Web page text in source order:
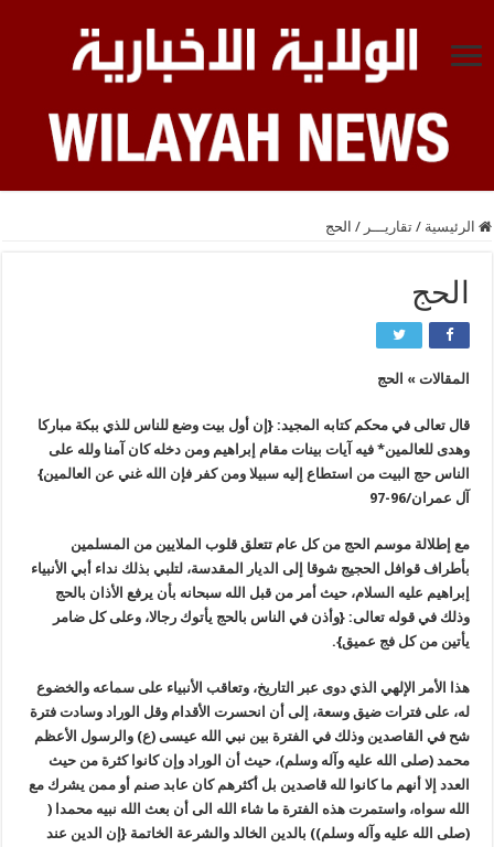
الرئيسية / تقاريـــر / الحج
الحج
المقالات » الحج
قال تعالى في محكم كتابه المجيد: {إن أول بيت وضع للناس للذي ببكة مباركا
وهدى للعالمين* فيه آيات بينات مقام إبراهيم ومن دخله كان آمنا ولله على
الناس حج البيت من استطاع إليه سبيلا ومن كفر فإن الله غني عن العالمين}
آل عمران/96-97
مع إطلالة موسم الحج من كل عام تتعلق قلوب الملايين من المسلمين
بأطراف قوافل الحجيج شوقا إلى الديار المقدسة، لتلبي بذلك نداء أبي الأنبياء
إبراهيم عليه السلام، حيث أمر من قبل الله سبحانه بأن يرفع الأذان بالحج
وذلك في قوله تعالى: {وأذن في الناس بالحج يأتوك رجالا، وعلى كل ضامر
يأتين من كل فج عميق}.
هذا الأمر الإلهي الذي دوى عبر التاريخ، وتعاقب الأنبياء على سماعه والخضوع
له، على فترات ضيق وسعة، إلى أن انحسرت الأقدام وقل الوراد وسادت فترة
شح في القاصدين وذلك في الفترة بين نبي الله عيسى (ع) والرسول الأعظم
محمد (صلى الله عليه وآله وسلم)، حيث أن الوراد وإن كانوا كثرة من حيث
العدد إلا أنهم ما كانوا لله قاصدين بل أكثرهم كان عابد صنم أو ممن يشرك مع
الله سواه، واستمرت هذه الفترة ما شاء الله الى أن بعث الله نبيه محمدا (
(صلى الله عليه وآله وسلم)) بالدين الخالد والشرعة الخاتمة {إن الدين عند